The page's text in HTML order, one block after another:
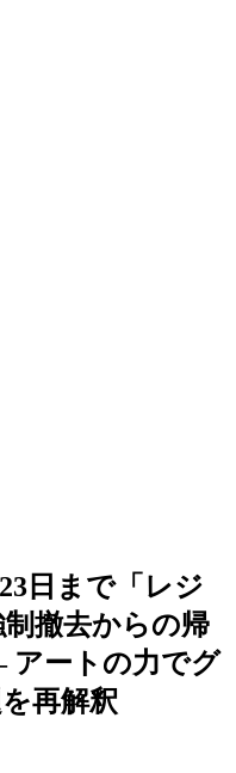
日まで「レジ
撤去からの帰
アートの力でグ
再解釈